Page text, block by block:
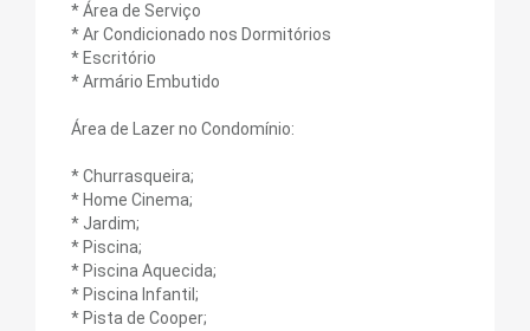
* Área de Serviço
* Ar Condicionado nos Dormitórios
* Escritório
* Armário Embutido
Área de Lazer no Condomínio:
* Churrasqueira;
* Home Cinema;
* Jardim;
* Piscina;
* Piscina Aquecida;
* Piscina Infantil;
* Pista de Cooper;